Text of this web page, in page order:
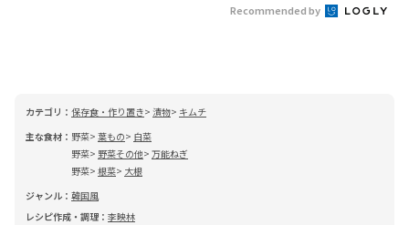
Recommended by
カテゴリ： 保存食・作り置き 漬物
キムチ
主な食材： 野菜 葉もの
白菜
野菜
野菜その他 万能ねぎ
野菜 根菜
大根
ジャンル： 韓国風
レシピ作成・調理： 李映林